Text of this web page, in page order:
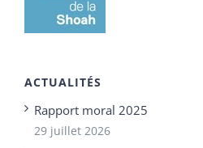
ACTUALITÉS
Rapport moral 2025
29 juillet 2026